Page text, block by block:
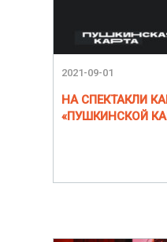
2021-09-01
НА СПЕКТАКЛИ
«ПУШКИНСКОЙ